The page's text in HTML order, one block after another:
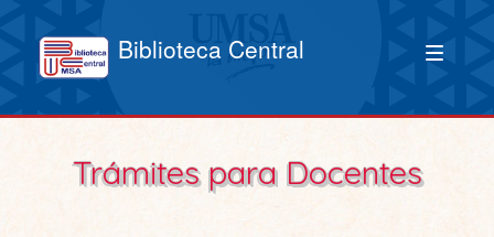
Biblioteca Central
Trámites para Docentes